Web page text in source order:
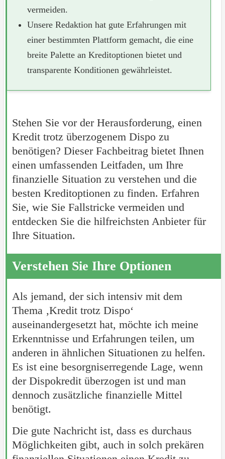
vermeiden.
Unsere Redaktion hat gute Erfahrungen mit
einer bestimmten Plattform gemacht, die eine
breite Palette an Kreditoptionen bietet und
transparente Konditionen gewährleistet.
Stehen Sie vor der Herausforderung, einen
Kredit trotz überzogenem Dispo zu
benötigen? Dieser Fachbeitrag bietet Ihnen
einen umfassenden Leitfaden, um Ihre
finanzielle Situation zu verstehen und die
besten Kreditoptionen zu finden. Erfahren
Sie, wie Sie Fallstricke vermeiden und
entdecken Sie die hilfreichsten Anbieter für
Ihre Situation.
Verstehen Sie Ihre Optionen
Als jemand, der sich intensiv mit dem
Thema ‚Kredit trotz Dispo‘
auseinandergesetzt hat, möchte ich meine
Erkenntnisse und Erfahrungen teilen, um
anderen in ähnlichen Situationen zu helfen.
Es ist eine besorgniserregende Lage, wenn
der Dispokredit überzogen ist und man
dennoch zusätzliche finanzielle Mittel
benötigt.
Die gute Nachricht ist, dass es durchaus
Möglichkeiten gibt, auch in solch prekären